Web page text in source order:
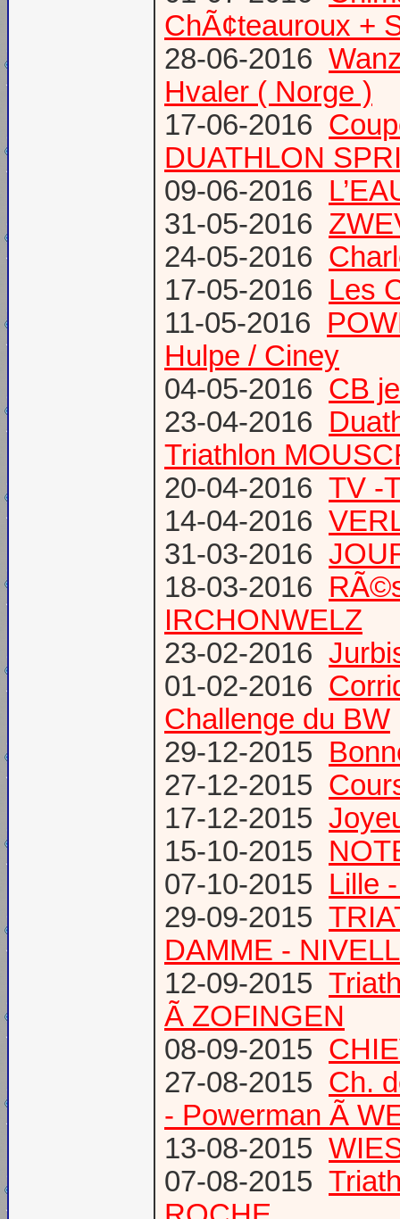
ChÃ¢teauroux +
28-06-2016
Hvaler ( Norge )
17-06-2016
DUATHLON
09-06-2016
31-05-2016
24-05-2016
17-05-2016 Les
11-05-2016
Hulpe / Ciney
04-05-2016 CB
23-04-2016
Triathlon
20-04-2016 TV -
14-04-2016
31-03-2016
18-03-2016
IRCHONWELZ
23-02-2016
01-02-2016
Challenge du BW
29-12-2015
27-12-2015
17-12-2015
15-10-2015
07-10-2015 Lille
29-09-2015
DAMME -
12-09-2015
Ã ZOFINGEN
08-09-2015
27-08-2015 Ch.
- Powerman Ã
13-08-2015
07-08-2015